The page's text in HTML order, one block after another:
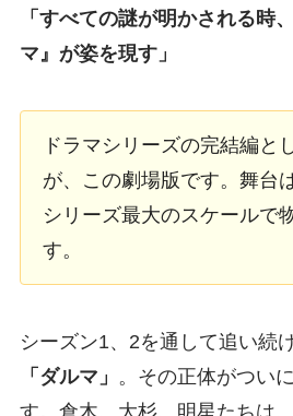
「すべての謎が明かされる時
マ』が姿を現す」
ドラマシリーズの完結編と
が、この劇場版です。舞台
シリーズ最大のスケールで
す。
シーズン1、2を通して追い続
「ダルマ」 。その正体がつい
す。倉木、大杉、明星たちは